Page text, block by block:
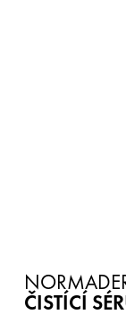
ČISTÍCÍ